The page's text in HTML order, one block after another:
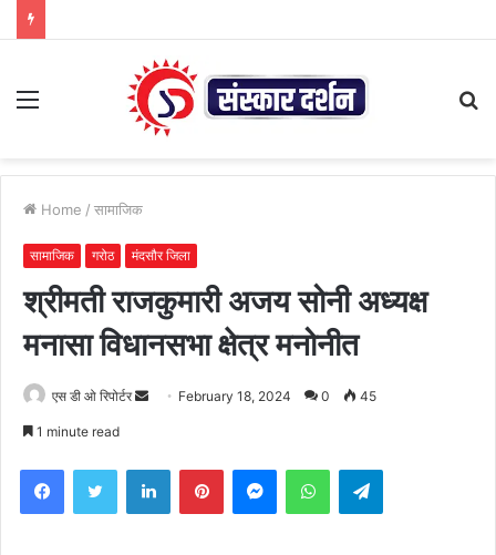
Menu
Home / सामाजिक
सामाजिक गरोठ मंदसौर जिला
श्रीमती राजकुमारी अजय सोनी अध्यक्ष
मनासा विधानसभा क्षेत्र मनोनीत
एस डी ओ रिपोर्टर
Send February 18, 2024 0 45
1 minute read
FacebookTwitter LinkedInPinterestMessengerWhatsAppTelegram